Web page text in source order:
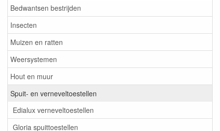
Bedwantsen bestrijden
Insecten
Muizen en ratten
Weersystemen
Hout en muur
Spuit- en verneveltoestellen
Edialux verneveltoestellen
Gloria spuittoestellen